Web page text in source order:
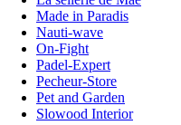
Made in Paradis
Nauti-wave
On-Fight
Padel-Expert
Pecheur-Store
Pet and Garden
Slowood Interior